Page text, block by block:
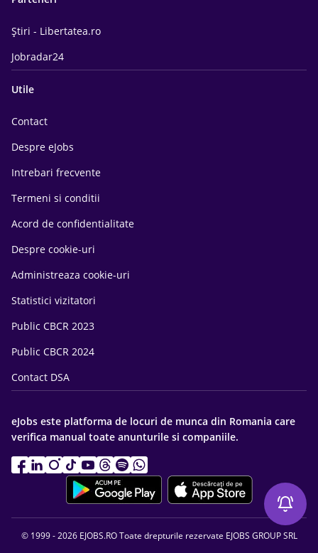
Știri - Libertatea.ro
Jobradar24
Utile
Contact
Despre eJobs
Intrebari frecvente
Termeni si conditii
Acord de confidentialitate
Despre cookie-uri
Administreaza cookie-uri
Statistici vizitatori
Public CBCR 2023
Public CBCR 2024
Contact DSA
eJobs este platforma de locuri de munca din Romania care
verifica manual toate anunturile si companiile.
© 1999 - 2026 EJOBS.RO Toate drepturile rezervate EJOBS GROUP SRL